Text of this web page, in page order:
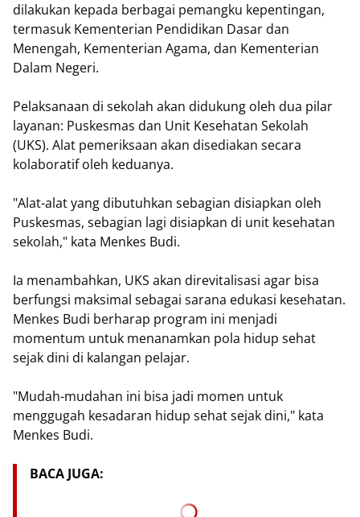
dilakukan kepada berbagai pemangku kepentingan,
termasuk Kementerian Pendidikan Dasar dan
Menengah, Kementerian Agama, dan Kementerian
Dalam Negeri.
Pelaksanaan di sekolah akan didukung oleh dua pilar
layanan: Puskesmas dan Unit Kesehatan Sekolah
(UKS). Alat pemeriksaan akan disediakan secara
kolaboratif oleh keduanya.
"Alat-alat yang dibutuhkan sebagian disiapkan oleh
Puskesmas, sebagian lagi disiapkan di unit kesehatan
sekolah," kata Menkes Budi.
Ia menambahkan, UKS akan direvitalisasi agar bisa
berfungsi maksimal sebagai sarana edukasi kesehatan.
Menkes Budi berharap program ini menjadi
momentum untuk menanamkan pola hidup sehat
sejak dini di kalangan pelajar.
"Mudah-mudahan ini bisa jadi momen untuk
menggugah kesadaran hidup sehat sejak dini," kata
Menkes Budi.
BACA JUGA: